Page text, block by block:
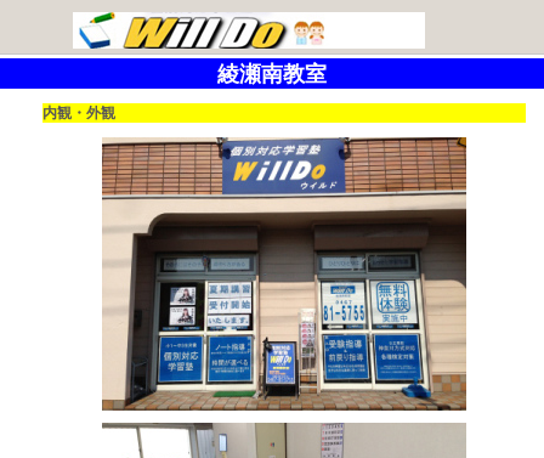
綾瀬南教室
内観・外観